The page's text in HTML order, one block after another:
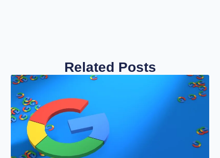
Related Posts